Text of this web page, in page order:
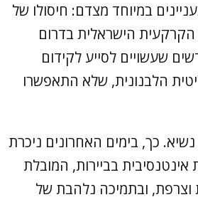
במיוחד מצדם: חיסולו של
הישראלית בדרום
שעשויים לסייע לקידום
הלבנונית, שלא התאפשרו
כך, בימים האחרונים ניכרת
אינטנסיבית בביירות, המובלת
וצרפת, ובתמיכה נלהבת של